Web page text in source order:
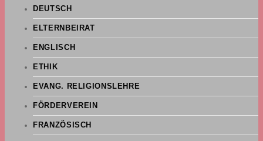
DEUTSCH
ELTERNBEIRAT
ENGLISCH
ETHIK
EVANG. RELIGIONSLEHRE
FÖRDERVEREIN
FRANZÖSISCH